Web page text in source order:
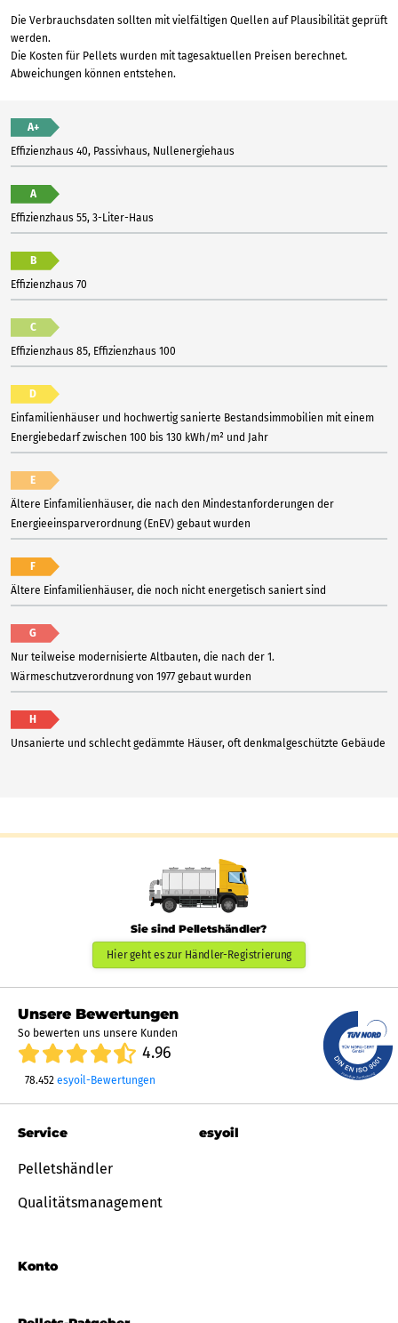
Die Verbrauchsdaten sollten mit vielfältigen Quellen auf Plausibilität geprüft
werden.
Die Kosten für Pellets wurden mit tagesaktuellen Preisen berechnet.
Abweichungen können entstehen.
A+
Effizienzhaus 40, Passivhaus, Nullenergiehaus
A
Effizienzhaus 55, 3-Liter-Haus
B
Effizienzhaus 70
C
Effizienzhaus 85, Effizienzhaus 100
D
Einfamilienhäuser und hochwertig sanierte Bestandsimmobilien mit einem
Energiebedarf zwischen 100 bis 130 kWh/m² und Jahr
E
Ältere Einfamilienhäuser, die nach den Mindestanforderungen der
Energieeinsparverordnung (EnEV) gebaut wurden
F
Ältere Einfamilienhäuser, die noch nicht energetisch saniert sind
G
Nur teilweise modernisierte Altbauten, die nach der 1.
Wärmeschutzverordnung von 1977 gebaut wurden
H
Unsanierte und schlecht gedämmte Häuser, oft denkmalgeschützte Gebäude
Sie sind Pelletshändler?
Hier geht es zur Händler-Registrierung
Unsere Bewertungen
So bewerten uns unsere Kunden
4.96
78.452 esyoil-Bewertungen
Service
Pelletshändler
Qualitätsmanagement
Konto
esyoil